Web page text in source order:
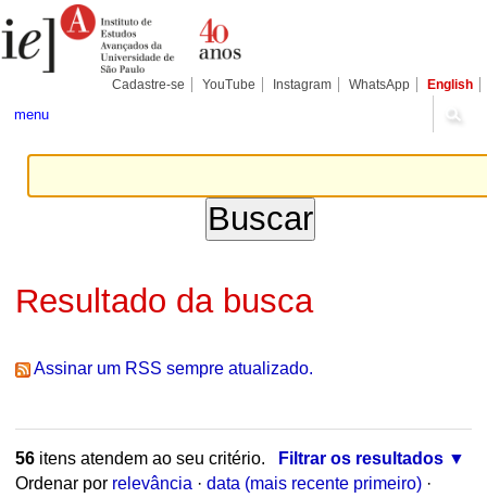
para
conteúdo.
Pessoais
Cadastre-se YouTube Instagram WhatsApp English
menu
Resultado da busca
Assinar um RSS sempre atualizado.
56itens atendem ao seu critério.
Filtrar os resultados
Ordenar por relevância · data (mais recente primeiro) ·